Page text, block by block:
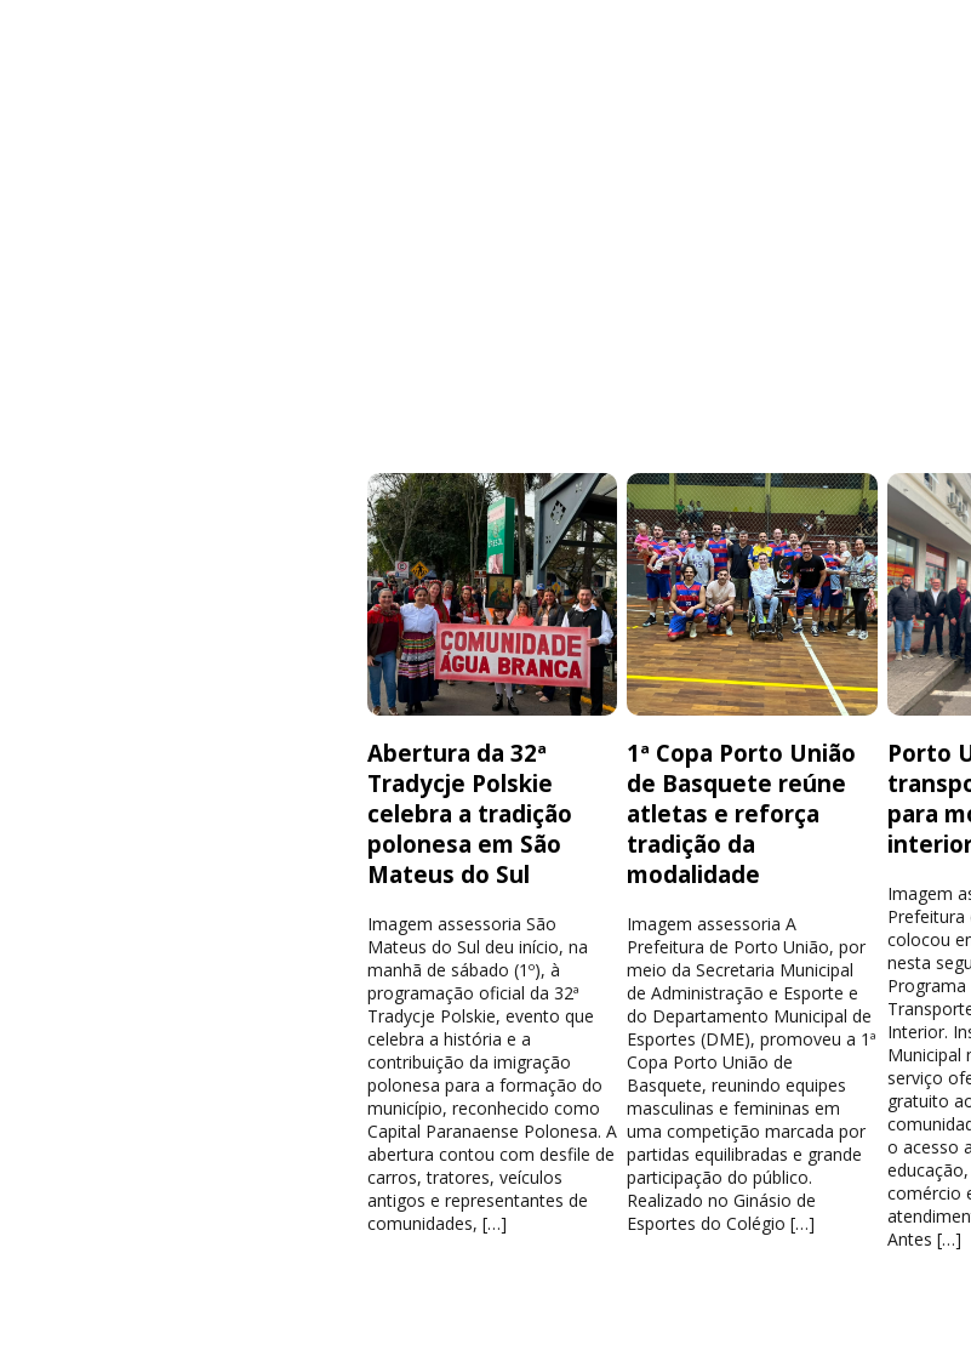
Abertura da 32ª
Tradycje Polskie
celebra a tradição
polonesa em São
Mateus do Sul
Imagem assessoria São
Mateus do Sul deu início, na
manhã de sábado (1º), à
programação oficial da 32ª
Tradycje Polskie, evento que
celebra a história e a
contribuição da imigração
polonesa para a formação do
município, reconhecido como
Capital Paranaense Polonesa. A
abertura contou com desfile de
carros, tratores, veículos
antigos e representantes de
comunidades, […]
1ª Copa Porto União
de Basquete reúne
atletas e reforça
tradição da
modalidade
Imagem assessoria A
Prefeitura de Porto União, por
meio da Secretaria Municipal
de Administração e Esporte e
do Departamento Municipal de
Esportes (DME), promoveu a 1ª
Copa Porto União de
Basquete, reunindo equipes
masculinas e femininas em
uma competição marcada por
partidas equilibradas e grande
participação do público.
Realizado no Ginásio de
Esportes do Colégio […]
Porto
para
Imagem
Prefeitura
colocou
nesta
Programa
Interior.
Municipal
serviço
gratuito
o acesso
comércio
Antes […]